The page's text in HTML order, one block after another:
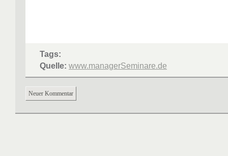
Tags:
Quelle: www.managerSeminare.de
Neuer Kommentar